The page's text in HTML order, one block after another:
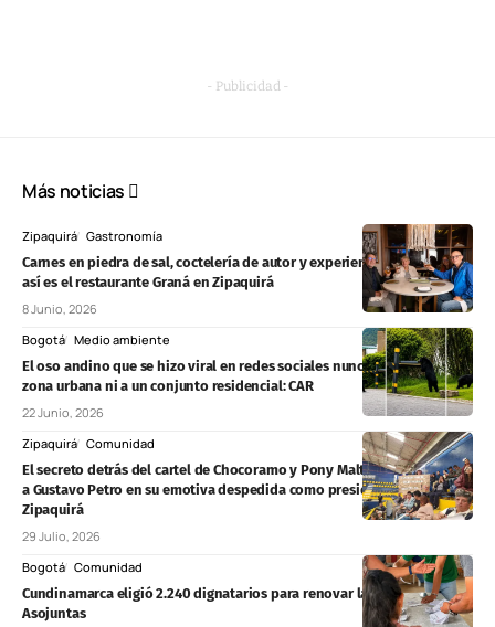
- Publicidad -
Más noticias
Zipaquirá Gastronomía
Carnes en piedra de sal, coctelería de autor y experiencias especiales:
así es el restaurante Graná en Zipaquirá
8 Junio, 2026
Bogotá Medio ambiente
El oso andino que se hizo viral en redes sociales nunca ingresó a una
zona urbana ni a un conjunto residencial: CAR
22 Junio, 2026
Zipaquirá Comunidad
El secreto detrás del cartel de Chocoramo y Pony Malta que acompañó
a Gustavo Petro en su emotiva despedida como presidente en
Zipaquirá
29 Julio, 2026
Bogotá Comunidad
Cundinamarca eligió 2.240 dignatarios para renovar las directivas de
Asojuntas